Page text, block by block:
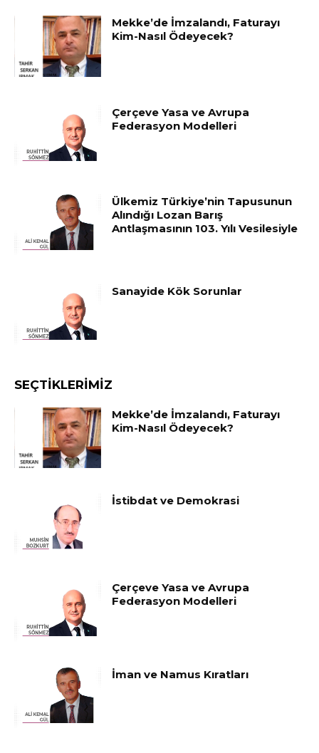
Mekke’de İmzalandı, Faturayı
Kim-Nasıl Ödeyecek?
Çerçeve Yasa ve Avrupa
Federasyon Modelleri
Ülkemiz Türkiye’nin Tapusunun
Alındığı Lozan Barış
Antlaşmasının 103. Yılı Vesilesiyle
Sanayide Kök Sorunlar
SEÇTIKLERIMIZ
Mekke’de İmzalandı, Faturayı
Kim-Nasıl Ödeyecek?
İstibdat ve Demokrasi
Çerçeve Yasa ve Avrupa
Federasyon Modelleri
İman ve Namus Kıratları